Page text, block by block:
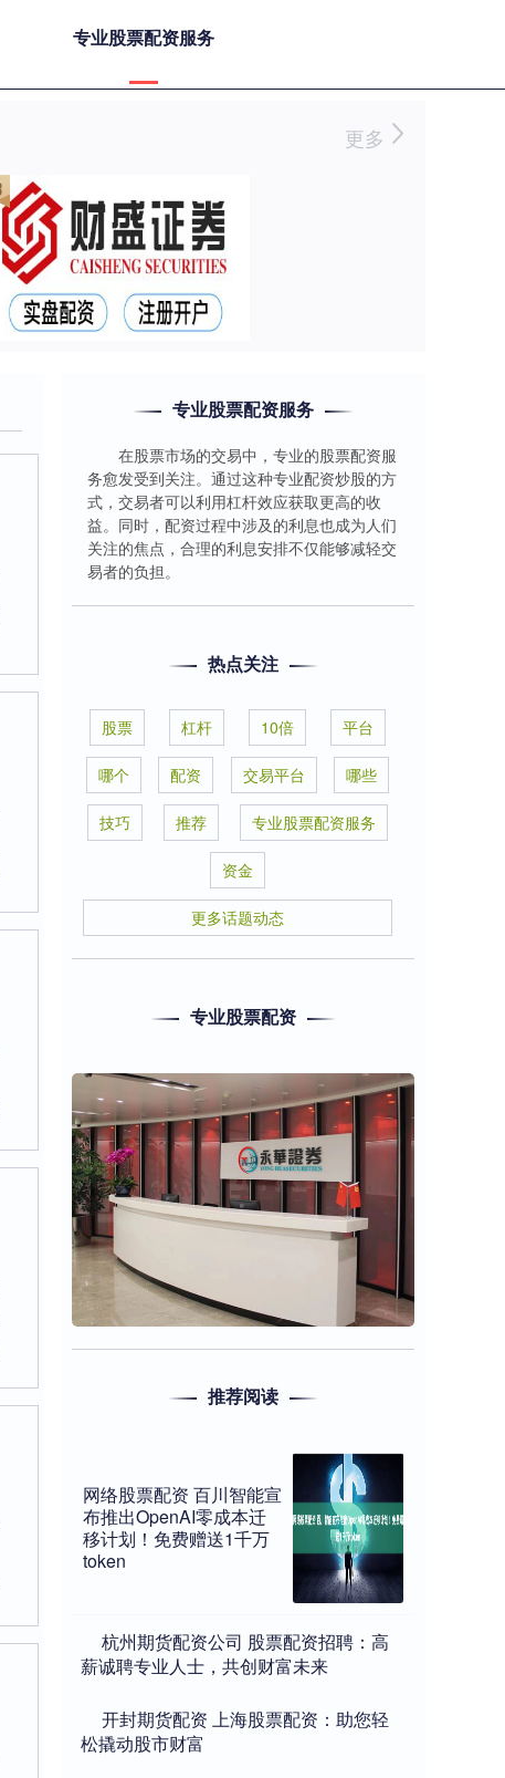
专业股票配资服务
更多
专业股票配资服务
在股票市场的交易中，专业的股票配资服
务愈发受到关注。通过这种专业配资炒股的方
式，交易者可以利用杠杆效应获取更高的收
益。同时，配资过程中涉及的利息也成为人们
关注的焦点，合理的利息安排不仅能够减轻交
易者的负担。
热点关注
股票 杠杆 10倍 平台
哪个 配资 交易平台 哪些
技巧 推荐 专业股票配资服务
资金
更多话题动态
专业股票配资
推荐阅读
网络股票配资 百川智能宣
布推出OpenAI零成本迁
移计划！免费赠送1千万
token
​杭州期货配资公司 股票配资招聘：高
薪诚聘专业人士，共创财富未来
​开封期货配资 上海股票配资：助您轻
松撬动股市财富